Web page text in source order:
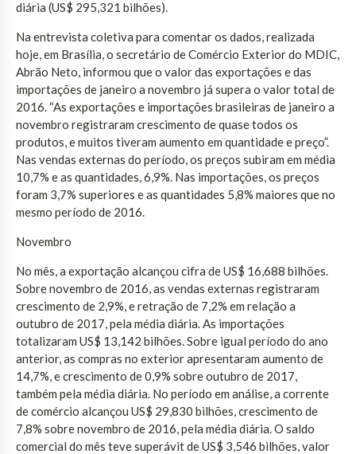
diária (US$ 295,321 bilhões).
Na entrevista coletiva para comentar os dados, realizada
hoje, em Brasília, o secretário de Comércio Exterior do MDIC,
Abrão Neto, informou que o valor das exportações e das
importações de janeiro a novembro já supera o valor total de
2016. “As exportações e importações brasileiras de janeiro a
novembro registraram crescimento de quase todos os
produtos, e muitos tiveram aumento em quantidade e preço”.
Nas vendas externas do período, os preços subiram em média
10,7% e as quantidades, 6,9%. Nas importações, os preços
foram 3,7% superiores e as quantidades 5,8% maiores que no
mesmo período de 2016.
Novembro
No mês, a exportação alcançou cifra de US$ 16,688 bilhões.
Sobre novembro de 2016, as vendas externas registraram
crescimento de 2,9%, e retração de 7,2% em relação a
outubro de 2017, pela média diária. As importações
totalizaram US$ 13,142 bilhões. Sobre igual período do ano
anterior, as compras no exterior apresentaram aumento de
14,7%, e crescimento de 0,9% sobre outubro de 2017,
também pela média diária. No período em análise, a corrente
de comércio alcançou US$ 29,830 bilhões, crescimento de
7,8% sobre novembro de 2016, pela média diária. O saldo
comercial do mês teve superávit de US$ 3,546 bilhões, valor